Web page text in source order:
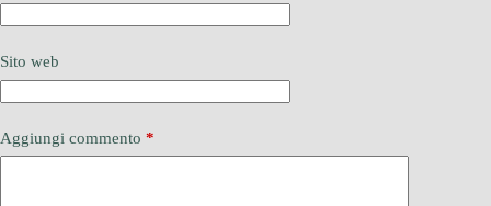
Sito web
Aggiungi commento *